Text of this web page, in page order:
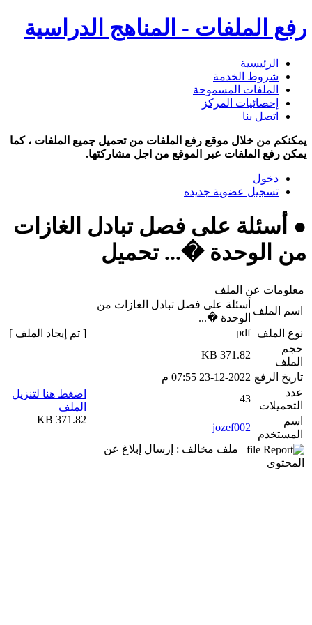
رفع الملفات - المناهج الدراسية
الرئيسية
شروط الخدمة
الملفات المسموحة
إحصائيات المركز
اتصل بنا
يمكنكم من خلال موقع رفع الملفات من تحميل جميع الملفات ، كما
يمكن رفع الملفات عبر الموقع من اجل مشاركتها.
دخول
تسجيل عضوية جديده
● أسئلة على فصل تبادل الغازات
من الوحدة �... تحميل
معلومات عن الملف
اسم الملف
أسئلة على فصل تبادل الغازات من
الوحدة �...
نوع الملف pdf
حجم
الملف
371.82 KB
تاريخ الرفع 23-12-2022 07:55 م
عدد
التحميلات
43
اسم
المستخدم
jozef002
ملف مخالف : إرسال إبلاغ عن
المحتوى
[ تم إيجاد الملف ]
اضغط هنا لتنزيل
الملف
371.82 KB